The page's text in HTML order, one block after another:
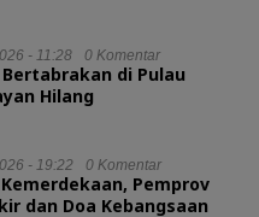
- 11:28 0 Komentar
di Pulau
Hilang
- 19:22 0 Komentar
Pemprov
dan Doa Kebangsaan